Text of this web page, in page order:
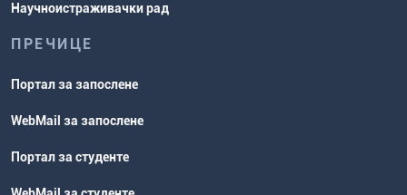
Научноистраживачки рад
ПРЕЧИЦЕ
Портал за запослене
WebMail за запослене
Портал за студенте